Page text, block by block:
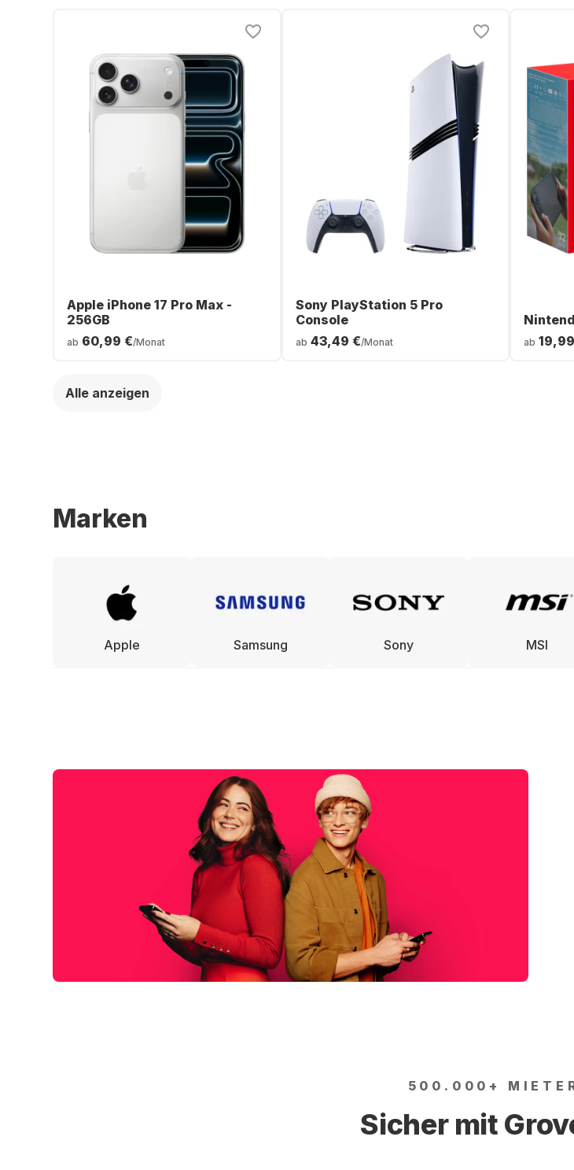
Apple iPhone 17 Pro Max -
256GB
ab 60,99 €/Monat
Sony PlayStation 5 Pro
Console
ab 43,49 €/Monat ab
Alle anzeigen
Marken
Apple Samsung Sony MSI
500.000+
Sicher mit